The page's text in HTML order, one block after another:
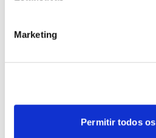
Marketing
Permitir todos